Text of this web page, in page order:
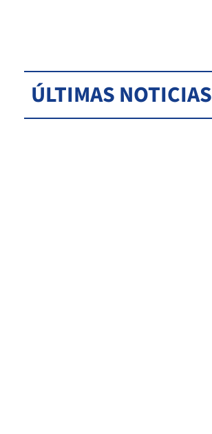
ÚLTIMAS NOTICIAS